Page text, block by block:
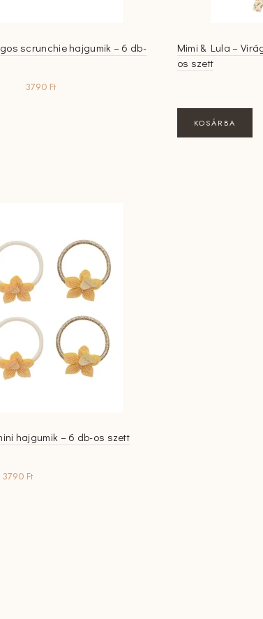
scrunchie hajgumik – 6 db-
3790 Ft
Mimi & Lula –
os szett
KOSÁRBA
hajgumik – 6 db-os szett
3790 Ft